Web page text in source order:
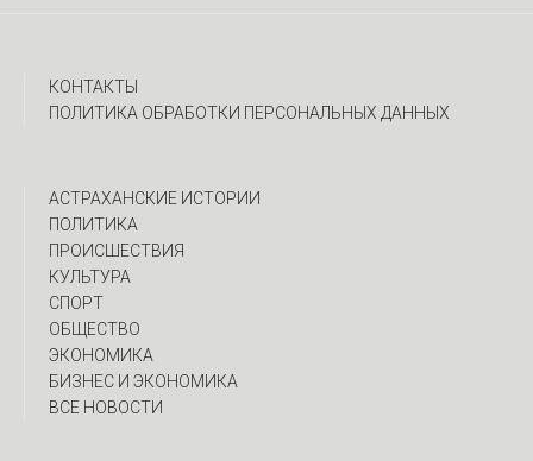
КОНТАКТЫ
ПОЛИТИКА ОБРАБОТКИ ПЕРСОНАЛЬНЫХ ДАННЫХ
АСТРАХАНСКИЕ ИСТОРИИ
ПОЛИТИКА
ПРОИСШЕСТВИЯ
КУЛЬТУРА
СПОРТ
ОБЩЕСТВО
ЭКОНОМИКА
БИЗНЕС И ЭКОНОМИКА
ВСЕ НОВОСТИ